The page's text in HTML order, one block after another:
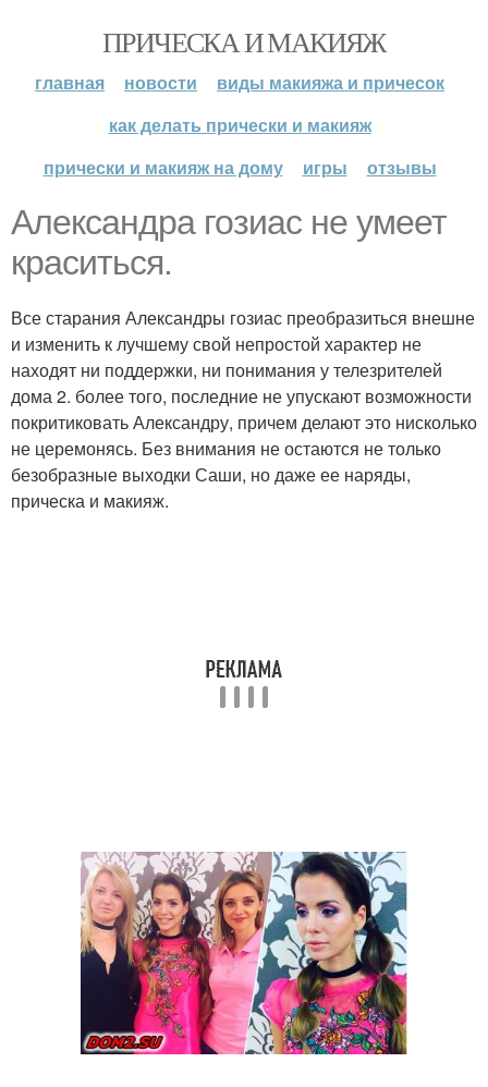
ПРИЧЕСКА И МАКИЯЖ
главная новости
виды макияжа и причесок
как делать прически и макияж
прически и макияж на дому
игры отзывы
Александра гозиас не умеет
краситься.
Все старания Александры гозиас преобразиться внешне
и изменить к лучшему свой непростой характер не
находят ни поддержки, ни понимания у телезрителей
дома 2. более того, последние не упускают возможности
покритиковать Александру, причем делают это нисколько
не церемонясь. Без внимания не остаются не только
безобразные выходки Саши, но даже ее наряды,
прическа и макияж.